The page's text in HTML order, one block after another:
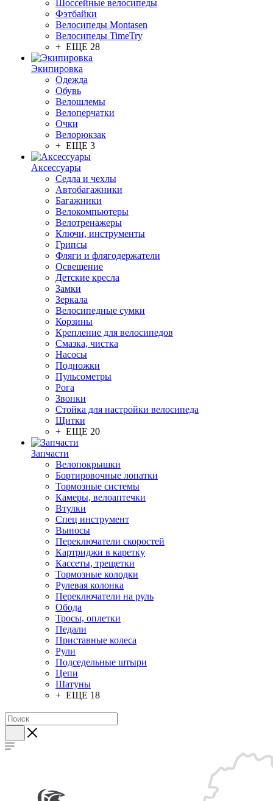
Шоссейные велосипеды
Фэтбайки
Велосипеды Montasen
Велосипеды TimeTry
+ ЕЩЕ 28
Экипировка
Одежда
Обувь
Велошлемы
Велоперчатки
Очки
Велорюкзак
+ ЕЩЕ 3
Аксессуары
Седла и чехлы
Автобагажники
Багажники
Велокомпьютеры
Велотренажеры
Ключи, инструменты
Грипсы
Фляги и флягодержатели
Освещение
Детские кресла
Замки
Зеркала
Велосипедные сумки
Корзины
Крепление для велосипедов
Смазка, чистка
Насосы
Подножки
Пульсометры
Рога
Звонки
Стойка для настройки велосипеда
Щитки
+ ЕЩЕ 20
Запчасти
Велопокрышки
Бортировочные лопатки
Тормозные системы
Камеры, велоаптечки
Втулки
Спец инструмент
Выносы
Переключатели скоростей
Картриджи в каретку
Кассеты, трещетки
Тормозные колодки
Рулевая колонка
Переключатели на руль
Обода
Тросы, оплетки
Педали
Приставные колеса
Рули
Подседельные штыри
Цепи
Шатуны
+ ЕЩЕ 18